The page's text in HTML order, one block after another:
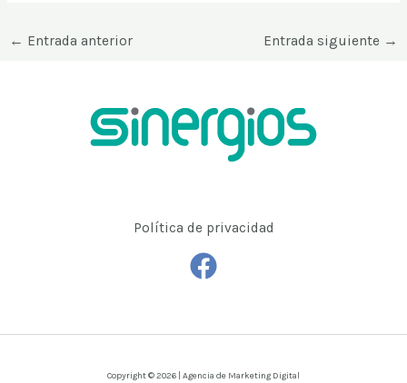
← Entrada anterior Entrada siguiente →
Política de privacidad
Copyright © 2026 | Agencia de Marketing Digital